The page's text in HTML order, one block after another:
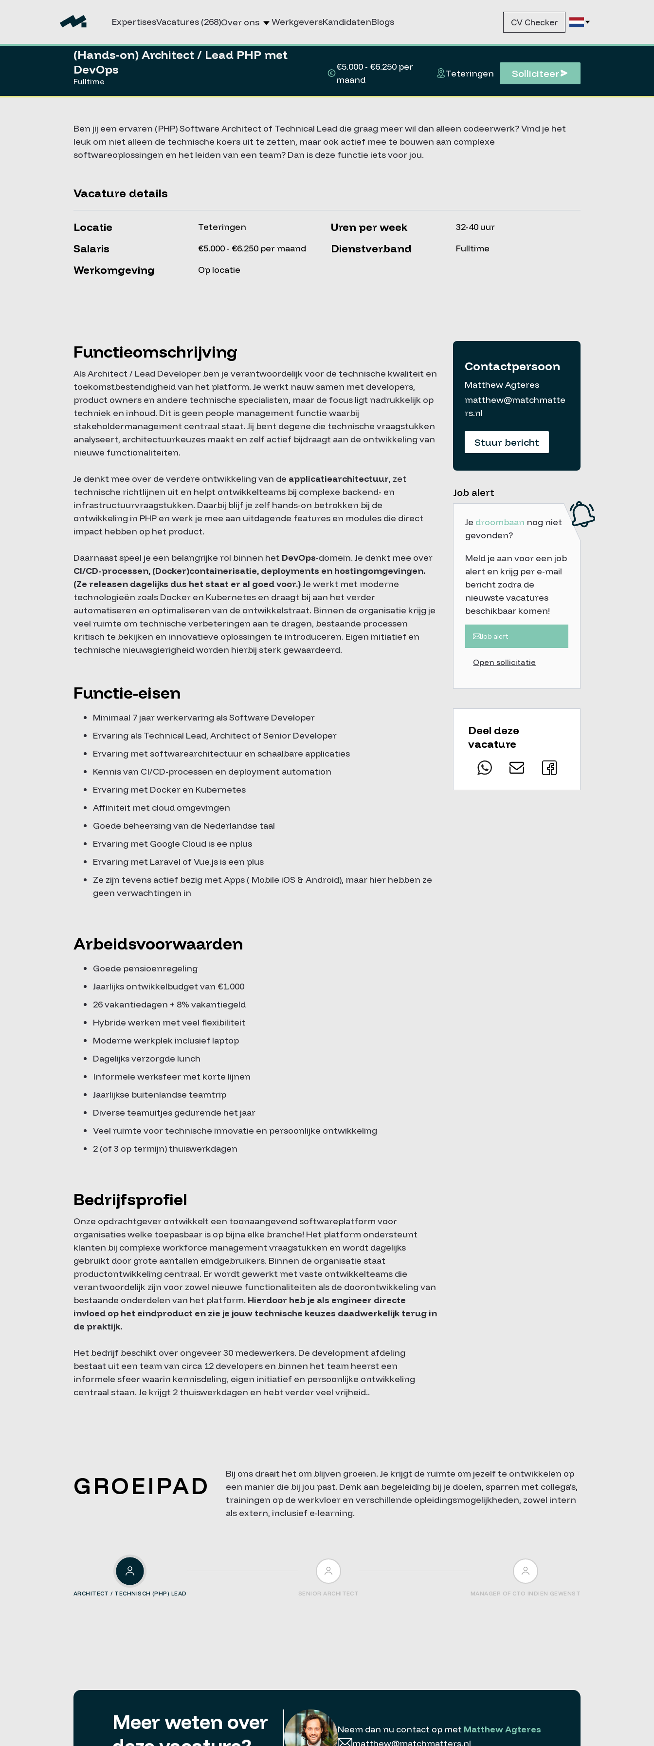
ExpertisesVacatures (268)Over ons WerkgeversKandidatenBlogs CV Checker
(Hands-on) Architect / Lead PHP met
DevOps
Fulltime
€5.000 - €6.250 per
maand
Teteringen Solliciteer
Ben jij een ervaren (PHP) Software Architect of Technical Lead die graag meer wil dan alleen codeerwerk? Vind je het
leuk om niet alleen de technische koers uit te zetten, maar ook actief mee te bouwen aan complexe
softwareoplossingen en het leiden van een team? Dan is deze functie iets voor jou.
Vacature details
Locatie Teteringen Uren per week 32-40 uur
Salaris €5.000 - €6.250 per maand Dienstverband Fulltime
Werkomgeving Op locatie
Functieomschrijving
Als Architect / Lead Developer ben je verantwoordelijk voor de technische kwaliteit en
toekomstbestendigheid van het platform. Je werkt nauw samen met developers,
product owners en andere technische specialisten, maar de focus ligt nadrukkelijk op
techniek en inhoud. Dit is geen people management functie waarbij
stakeholdermanagement centraal staat. Jij bent degene die technische vraagstukken
analyseert, architectuurkeuzes maakt en zelf actief bijdraagt aan de ontwikkeling van
nieuwe functionaliteiten.
Je denkt mee over de verdere ontwikkeling van de applicatiearchitectuur, zet
technische richtlijnen uit en helpt ontwikkelteams bij complexe backend- en
infrastructuurvraagstukken. Daarbij blijf je zelf hands-on betrokken bij de
ontwikkeling in PHP en werk je mee aan uitdagende features en modules die direct
impact hebben op het product.
Daarnaast speel je een belangrijke rol binnen hetDevOps-domein. Je denkt mee over
CI/CD-processen, (Docker)containerisatie, deployments en hostingomgevingen.
(Ze releasen dagelijks dus het staat er al goed voor.)Je werkt met moderne
technologieën zoals Docker en Kubernetes en draagt bij aan het verder
automatiseren en optimaliseren van de ontwikkelstraat. Binnen de organisatie krijg je
veel ruimte om technische verbeteringen aan te dragen, bestaande processen
kritisch te bekijken en innovatieve oplossingen te introduceren. Eigen initiatief en
technische nieuwsgierigheid worden hierbij sterk gewaardeerd.
Functie-eisen
Minimaal 7 jaar werkervaring als Software Developer
Ervaring als Technical Lead, Architect of Senior Developer
Ervaring met softwarearchitectuur en schaalbare applicaties
Kennis van CI/CD-processen en deployment automation
Ervaring met Docker en Kubernetes
Affiniteit met cloud omgevingen
Goede beheersing van de Nederlandse taal
Ervaring met Google Cloud is ee nplus
Ervaring met Laravel of Vue.js is een plus
Ze zijn tevens actief bezig met Apps ( Mobile iOS & Android), maar hier hebben ze
geen verwachtingen in
Arbeidsvoorwaarden
Goede pensioenregeling
Jaarlijks ontwikkelbudget van €1.000
26 vakantiedagen + 8% vakantiegeld
Hybride werken met veel flexibiliteit
Moderne werkplek inclusief laptop
Dagelijks verzorgde lunch
Informele werksfeer met korte lijnen
Jaarlijkse buitenlandse teamtrip
Diverse teamuitjes gedurende het jaar
Veel ruimte voor technische innovatie en persoonlijke ontwikkeling
2 (of 3 op termijn) thuiswerkdagen
Bedrijfsprofiel
Onze opdrachtgever ontwikkelt een toonaangevend softwareplatform voor
organisaties welke toepasbaar is op bijna elke branche! Het platform ondersteunt
klanten bij complexe workforce management vraagstukken en wordt dagelijks
gebruikt door grote aantallen eindgebruikers. Binnen de organisatie staat
productontwikkeling centraal. Er wordt gewerkt met vaste ontwikkelteams die
verantwoordelijk zijn voor zowel nieuwe functionaliteiten als de doorontwikkeling van
bestaande onderdelen van het platform. Hierdoor heb je als engineer directe
invloed op het eindproduct en zie je jouw technische keuzes daadwerkelijk terug in
de praktijk.
Het bedrijf beschikt over ongeveer 30 medewerkers. De development afdeling
bestaat uit een team van circa 12 developers en binnen het team heerst een
informele sfeer waarin kennisdeling, eigen initiatief en persoonlijke ontwikkeling
centraal staan. Je krijgt 2 thuiswerkdagen en hebt verder veel vrijheid..
Contactpersoon
Matthew Agteres
matthew@matchmatte
rs.nl
Stuur bericht
Job alert
Je droombaan nog niet
gevonden?
Meld je aan voor een job
alert en krijg per e-mail
bericht zodra de
nieuwste vacatures
beschikbaar komen!
Job alert
Open sollicitatie
Deel deze
vacature
GROEIPAD
Bij ons draait het om blijven groeien. Je krijgt de ruimte om jezelf te ontwikkelen op
een manier die bij jou past. Denk aan begeleiding bij je doelen, sparren met collega’s,
trainingen op de werkvloer en verschillende opleidingsmogelijkheden, zowel intern
als extern, inclusief e-learning.
ARCHITECT / TECHNISCH (PHP) LEAD SENIOR ARCHITECT MANAGER OF CTO INDIEN GEWENST
Meer weten over
Neem dan nu contact op met Matthew Agteres
matthew@matchmatters.nl